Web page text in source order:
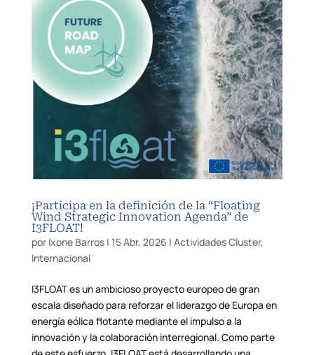
¡Participa en la definición de la “Floating
Wind Strategic Innovation Agenda” de
I3FLOAT!
por Ixone Barros| 15 Abr, 2026 | Actividades Cluster,
Internacional
I3FLOAT es un ambicioso proyecto europeo de gran
escala diseñado para reforzar el liderazgo de Europa en
energía eólica flotante mediante el impulso a la
innovación y la colaboración interregional. Como parte